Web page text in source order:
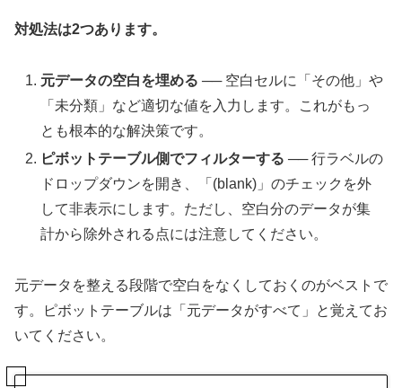
対処法は2つあります。
元データの空白を埋める ── 空白セルに「その他」や
「未分類」など適切な値を入力します。これがもっ
とも根本的な解決策です。
ピボットテーブル側でフィルターする ── 行ラベルの
ドロップダウンを開き、「(blank)」のチェックを外
して非表示にします。ただし、空白分のデータが集
計から除外される点には注意してください。
元データを整える段階で空白をなくしておくのがベストで
す。ピボットテーブルは「元データがすべて」と覚えてお
いてください。